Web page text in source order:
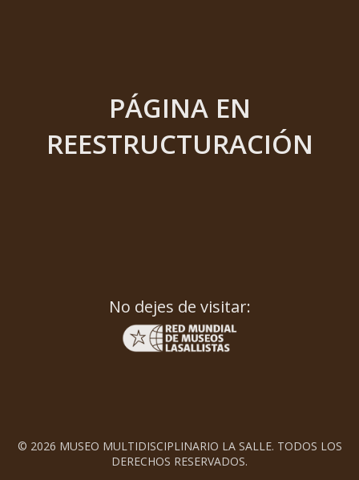
PÁGINA EN
REESTRUCTURACIÓN
No dejes de visitar:
© 2026 MUSEO MULTIDISCIPLINARIO LA SALLE. TODOS LOS
DERECHOS RESERVADOS.